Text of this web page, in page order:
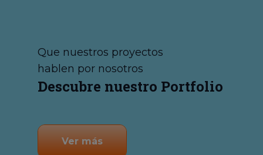
Que nuestros proyectos
hablen por nosotros
Descubre nuestro Portfolio
Ver más